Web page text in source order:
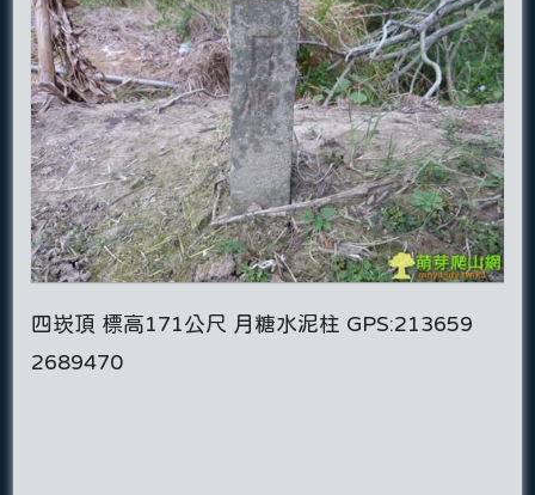
四崁頂 標高171公尺 月糖水泥柱 GPS:213659
2689470